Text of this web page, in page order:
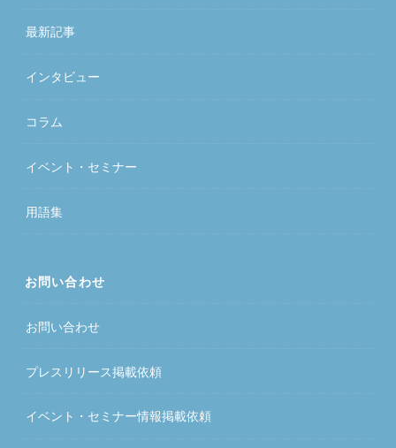
最新記事
インタビュー
コラム
イベント・セミナー
用語集
お問い合わせ
お問い合わせ
プレスリリース掲載依頼
イベント・セミナー情報掲載依頼